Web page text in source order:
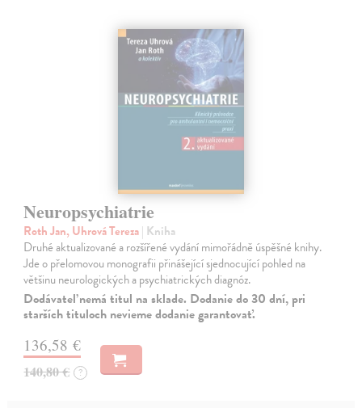
Neuropsychiatrie
Roth Jan, Uhrová Tereza| Kniha
Druhé aktualizované a rozšířené vydání mimořádně úspěšné knihy.
Jde o přelomovou monografii přinášející sjednocující pohled na
většinu neurologických a psychiatrických diagnóz.
Dodávateľ nemá titul na sklade. Dodanie do 30 dní, pri
starších tituloch nevieme dodanie garantovať.
136,58 €
140,80 € ?